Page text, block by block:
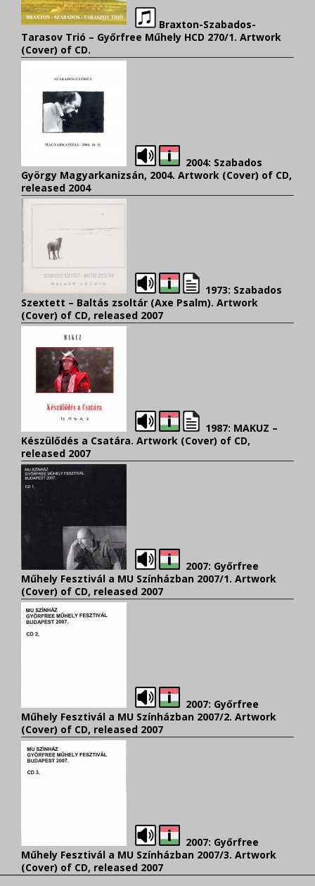
Braxton-Szabados-
Tarasov Trió – Győrfree Műhely HCD 270/1. Artwork
(Cover) of CD.
2004: Szabados
György Magyarkanizsán, 2004. Artwork (Cover) of CD,
released 2004
1973: Szabados
Szextett – Baltás zsoltár (Axe Psalm). Artwork
(Cover) of CD, released 2007
1987: MAKUZ –
Készülődés a Csatára. Artwork (Cover) of CD,
released 2007
2007: Győrfree
Műhely Fesztivál a MU Színházban 2007/1. Artwork
(Cover) of CD, released 2007
2007: Győrfree
Műhely Fesztivál a MU Színházban 2007/2. Artwork
(Cover) of CD, released 2007
2007: Győrfree
Műhely Fesztivál a MU Színházban 2007/3. Artwork
(Cover) of CD, released 2007